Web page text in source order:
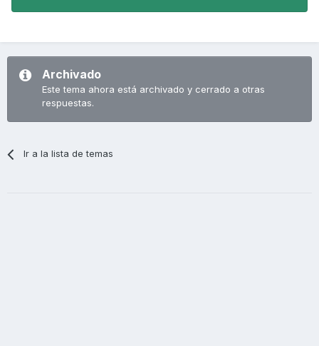
Archivado
Este tema ahora está archivado y cerrado a otras
respuestas.
Ir a la lista de temas